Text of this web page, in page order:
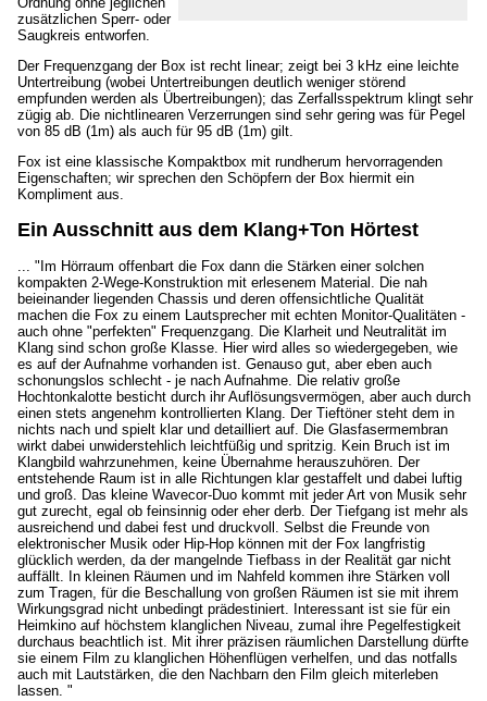
zusätzlichen Sperr- oder
Saugkreis entworfen.
Der Frequenzgang der Box ist recht linear; zeigt bei 3 kHz eine leichte
Untertreibung (wobei Untertreibungen deutlich weniger störend
empfunden werden als Übertreibungen); das Zerfallsspektrum klingt sehr
zügig ab. Die nichtlinearen Verzerrungen sind sehr gering was für Pegel
von 85 dB (1m) als auch für 95 dB (1m) gilt.
Fox ist eine klassische Kompaktbox mit rundherum hervorragenden
Eigenschaften; wir sprechen den Schöpfern der Box hiermit ein
Kompliment aus.
Ein Ausschnitt aus dem Klang+Ton Hörtest
... "Im Hörraum offenbart die Fox dann die Stärken einer solchen
kompakten 2-Wege-Konstruktion mit erlesenem Material. Die nah
beieinander liegenden Chassis und deren offensichtliche Qualität
machen die Fox zu einem Lautsprecher mit echten Monitor-Qualitäten -
auch ohne "perfekten" Frequenzgang. Die Klarheit und Neutralität im
Klang sind schon große Klasse. Hier wird alles so wiedergegeben, wie
es auf der Aufnahme vorhanden ist. Genauso gut, aber eben auch
schonungslos schlecht - je nach Aufnahme. Die relativ große
Hochtonkalotte besticht durch ihr Auflösungsvermögen, aber auch durch
einen stets angenehm kontrollierten Klang. Der Tieftöner steht dem in
nichts nach und spielt klar und detailliert auf. Die Glasfasermembran
wirkt dabei unwiderstehlich leichtfüßig und spritzig. Kein Bruch ist im
Klangbild wahrzunehmen, keine Übernahme herauszuhören. Der
entstehende Raum ist in alle Richtungen klar gestaffelt und dabei luftig
und groß. Das kleine Wavecor-Duo kommt mit jeder Art von Musik sehr
gut zurecht, egal ob feinsinnig oder eher derb. Der Tiefgang ist mehr als
ausreichend und dabei fest und druckvoll. Selbst die Freunde von
elektronischer Musik oder Hip-Hop können mit der Fox langfristig
glücklich werden, da der mangelnde Tiefbass in der Realität gar nicht
auffällt. In kleinen Räumen und im Nahfeld kommen ihre Stärken voll
zum Tragen, für die Beschallung von großen Räumen ist sie mit ihrem
Wirkungsgrad nicht unbedingt prädestiniert. Interessant ist sie für ein
Heimkino auf höchstem klanglichen Niveau, zumal ihre Pegelfestigkeit
durchaus beachtlich ist. Mit ihrer präzisen räumlichen Darstellung dürfte
sie einem Film zu klanglichen Höhenflügen verhelfen, und das notfalls
auch mit Lautstärken, die den Nachbarn den Film gleich miterleben
lassen. "